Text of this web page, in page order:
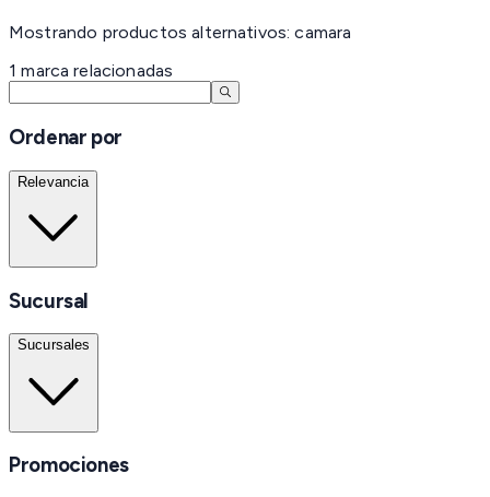
Mostrando productos alternativos: camara
1 marca relacionadas
Ordenar por
Relevancia
Sucursal
Sucursales
Promociones